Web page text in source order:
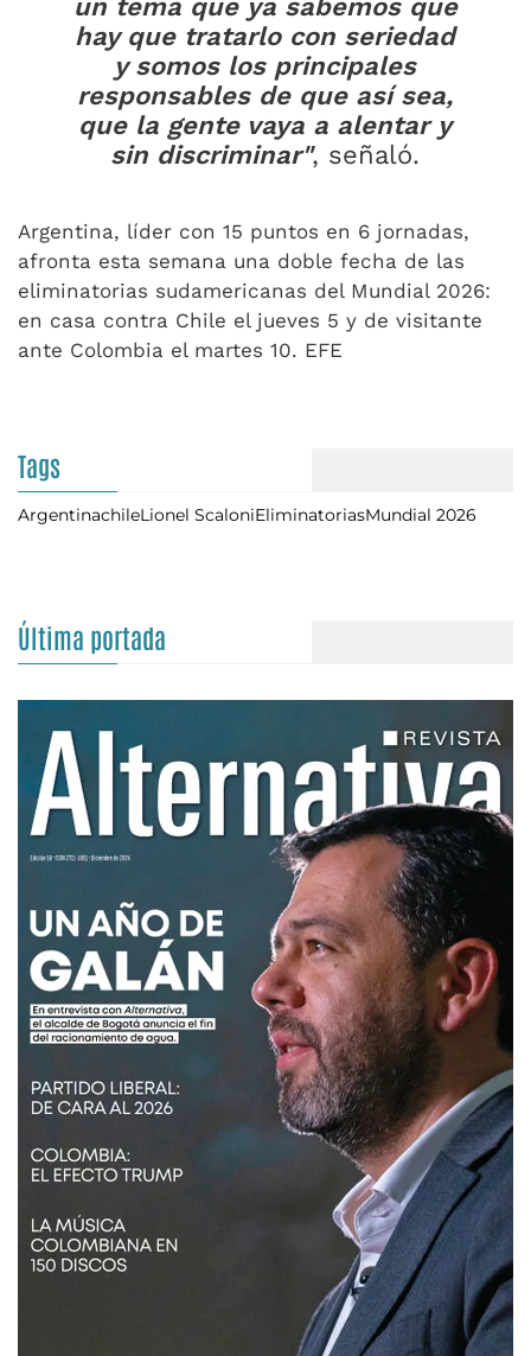
un tema que ya sabemos que
hay que tratarlo con seriedad
y somos los principales
responsables de que así sea,
que la gente vaya a alentar y
sin discriminar", señaló.
Argentina, líder con 15 puntos en 6 jornadas,
afronta esta semana una doble fecha de las
eliminatorias sudamericanas del Mundial 2026:
en casa contra Chile el jueves 5 y de visitante
ante Colombia el martes 10. EFE
Tags
ArgentinachileLionel ScaloniEliminatoriasMundial 2026
Última portada